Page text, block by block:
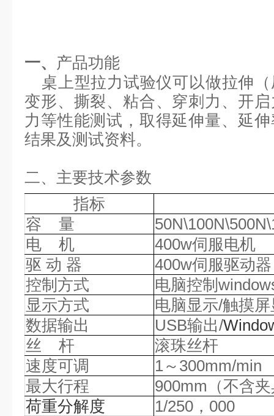
一、 产品功能
桌上型拉力试验仪可以做拉伸
变形、撕裂、粘合、穿刺力、开
力等性能测试，取得延伸量、延
结果及测试资料。
二、主要技术参数
指标
容
量
电
机
400w伺服电机
驱 动 器
400w伺服驱动器
控制方式
电脑控制
显示方式
电脑显示/触摸
数据输出
USB输出/
丝
杆
滚珠丝杆
速度可调
1～ 300mm/min
最大行程
900mm（不含
荷重分解度
1/250，000